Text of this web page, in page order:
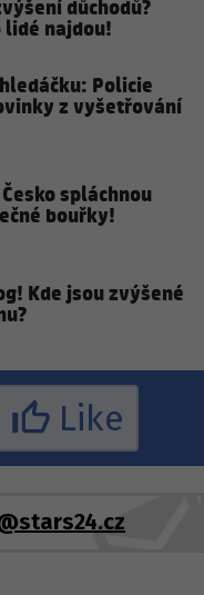
důchodů?
lidé najdou!
Policie
z vyšetřování
spláchnou
bouřky!
Kde jsou zvýšené
Like